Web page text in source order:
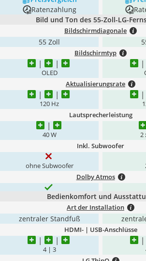
Ratenzahlung
Bild und Ton des 55-Zoll-LG-
Bildschirmdiagonale
55 Zoll
Bildschirmtyp
OLED
Aktualisierungsrate
120 Hz
Lautsprecherleistung
40 W 2
Inkl. Subwoofer
ohne Subwoofer
Dolby Atmos
Bedienkomfort und
Art der Installation
zentraler Standfuß
HDMI- | USB-Anschlüsse
4 | 3